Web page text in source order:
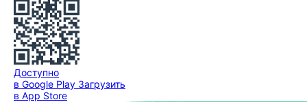
Доступно
в Google Play Загрузить
в App Store